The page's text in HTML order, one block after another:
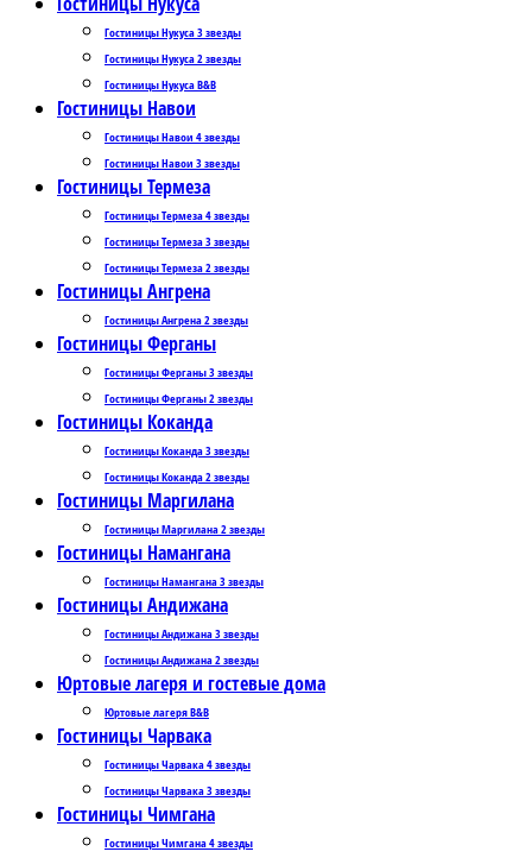
Гостиницы Нукуса 3 звезды
Гостиницы Нукуса 2 звезды
Гостиницы Нукуса B&B
Гостиницы Навои
Гостиницы Навои 4 звезды
Гостиницы Навои 3 звезды
Гостиницы Термеза
Гостиницы Термеза 4 звезды
Гостиницы Термеза 3 звезды
Гостиницы Термеза 2 звезды
Гостиницы Ангрена
Гостиницы Ангрена 2 звезды
Гостиницы Ферганы
Гостиницы Ферганы 3 звезды
Гостиницы Ферганы 2 звезды
Гостиницы Коканда
Гостиницы Коканда 3 звезды
Гостиницы Коканда 2 звезды
Гостиницы Маргилана
Гостиницы Маргилана 2 звезды
Гостиницы Намангана
Гостиницы Намангана 3 звезды
Гостиницы Андижана
Гостиницы Андижана 3 звезды
Гостиницы Андижана 2 звезды
Юртовые лагеря и гостевые дома
Юртовые лагеря B&B
Гостиницы Чарвака
Гостиницы Чарвака 4 звезды
Гостиницы Чарвака 3 звезды
Гостиницы Чимгана
Гостиницы Чимгана 4 звезды